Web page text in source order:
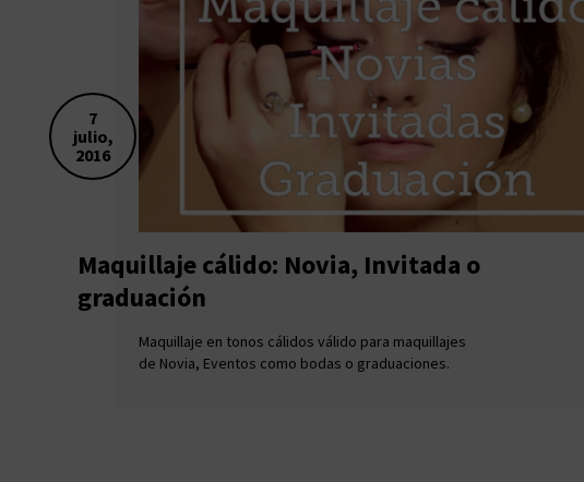
7
julio,
2016
Maquillaje cálido: Novia, Invitada o
graduación
Maquillaje en tonos cálidos válido para maquillajes
de Novia, Eventos como bodas o graduaciones.